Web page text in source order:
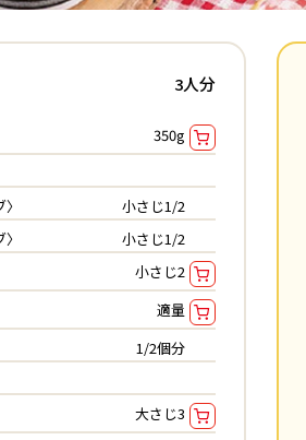
3人分
350g
小さじ1/2
小さじ1/2
小さじ2
適量
1/2個分
大さじ3